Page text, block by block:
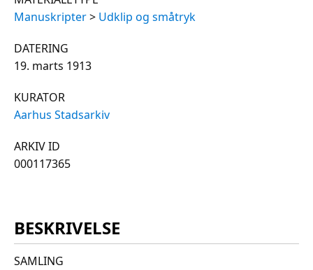
Manuskripter> Udklip og småtryk
DATERING
19. marts 1913
KURATOR
Aarhus Stadsarkiv
ARKIV ID
000117365
BESKRIVELSE
SAMLING